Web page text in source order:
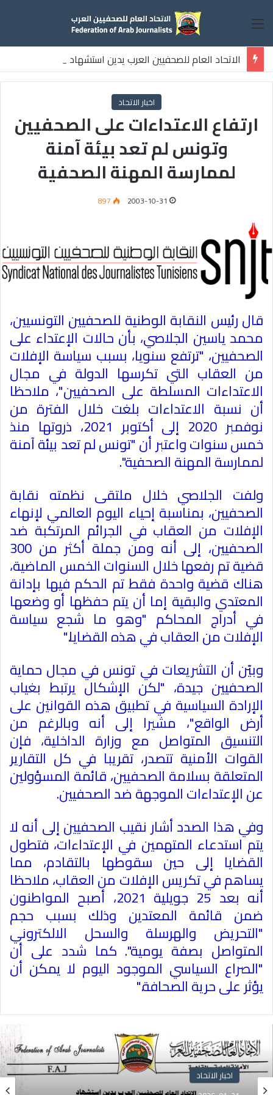
القائمة
الاتحاد العام للصحفيين العرب يدين استشهاد
ثلاثة صحفيين فلسطينيين باستهداف إسرائيلي وسط قطاع غزة
اخبار الاتحاد
ارتفاع الاعتداءات على الصحفيين
وتونس لم تعد بيئة آمنة
لممارسة المهنة الصحفية
2003-10-31
897
قال رئيس النقابة الوطنية للصحفيين التونسيين،
محمد ياسين الجلاصي، بأن حالات الإعتداء على
الصحفيين، "ترتفع سنويا، بسبب سياسة الإفلات
من العقاب التي تكرسها الدولة في مجال
الاعتداءات المسلطة على الصحفيين"، ملاحظا
أن نسبة الاعتداءات بلغت خلال الفترة من
نوفمبر 2020 إلى أكتوبر 2021، ذروتها منذ
خمس سنوات واعتبر أن "تونس لم تعد بيئة آمنة
لممارسة المهنة الصحفية."
ولفت الجلاصي خلال ملتقى نظمته نقابة
الصحفيين، بمناسبة إحياء اليوم العالمي لإنهاء
الإفلات من العقاب في الجرائم المرتكبة ضد
الصحفيين، إلى أنه ومن جملة أكثر من 300
قضية تم رفعها خلال السنوات الخمس الماضية،
هناك قضية واحدة فقط تم الحكم فيها بإدانة
المعتدي والبقية إما أن يتم حفظها أو وضعها
في أدراج المحاكم "وهو ما شجع سياسة
الإفلات من العقاب في هذه القضايا".
وبيّن أن التشريعات في تونس في مجال حماية
الصحفيين جيدة، "لكن الإشكال يرتبط بغياب
الإرادة السياسية في تطبيق هذه القوانين على
أرض الواقع"، مشيرا إلى أنه وبالرغم من
التنسيق المتواصل مع وزارة الداخلية، فإن
القوات الأمنية تتصدر، تقريبا في كل التقارير
المتعلقة بسلامة الصحفيين، قائمة المسؤولين
عن الإعتداءات الموجهة ضد الصحفيين.
وفي هذا الصدد أشار نقيب الصحفيين إلى أنه لا
يتم استدعاء المتهمين في الإعتداءات، فتطول
القضايا إلى حين سقوطها بالتقادم، مما
يساهم في تكريس الإفلات من العقاب، ملاحظا
أنه بعد 25 جويلية 2021، أصبح المواطنون
ضمن قائمة المعتدين وذلك بسبب حجم
"التحريض والهرسلة والسحل الالكتروني
المتواصل بصفة يومية". كما شدد على أن
"الصراع السياسي الموجود اليوم لا يمكن أن
يؤثر على حرية الصحافة".
اخبار الاتحاد